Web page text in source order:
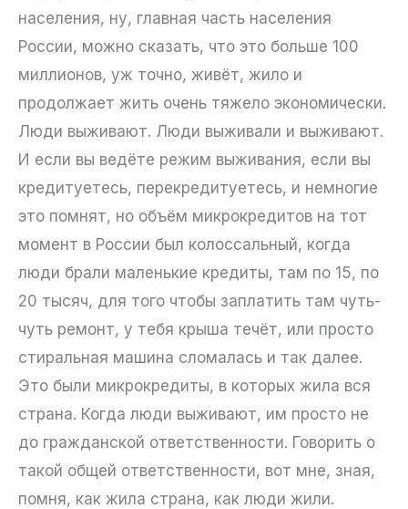
населения, ну, главная часть населения
России, можно сказать, что это больше 100
миллионов, уж точно, живёт, жило и
продолжает жить очень тяжело экономически.
Люди выживают. Люди выживали и выживают.
И если вы ведёте режим выживания, если вы
кредитуетесь, перекредитуетесь, и немногие
это помнят, но объём микрокредитов на тот
момент в России был колоссальный, когда
люди брали маленькие кредиты, там по 15, по
20 тысяч, для того чтобы заплатить там чуть-
чуть ремонт, у тебя крыша течёт, или просто
стиральная машина сломалась и так далее.
Это были микрокредиты, в которых жила вся
страна. Когда люди выживают, им просто не
до гражданской ответственности. Говорить о
такой общей ответственности, вот мне, зная,
помня, как жила страна, как люди жили.